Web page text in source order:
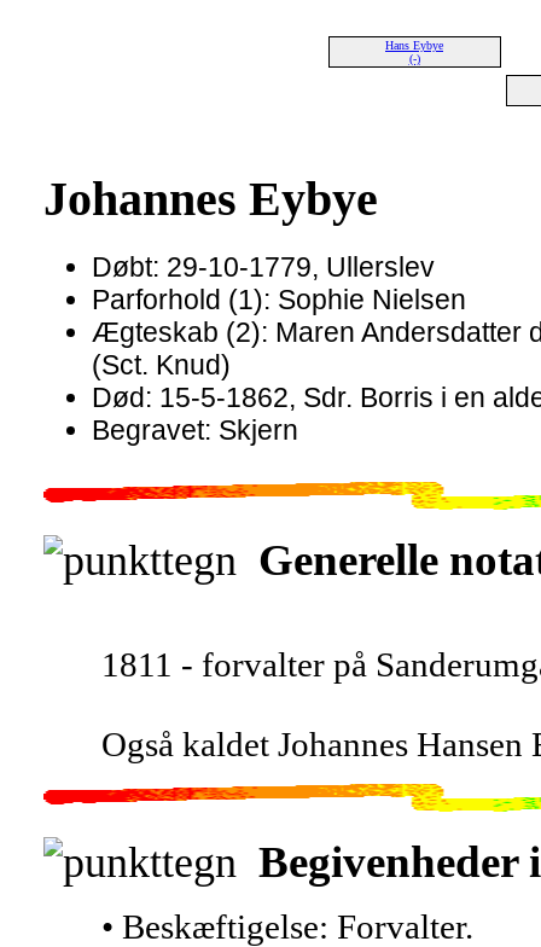
Hans Eybye
(-)
Johannes Eybye
Døbt: 29-10-1779, Ullerslev
Parforhold (1): Sophie Nielsen
Ægteskab (2): Maren Andersdatter
(Sct. Knud)
Død: 15-5-1862, Sdr. Borris i en
Begravet: Skjern
Generelle
1811 - forvalter på
Også kaldet Johannes Hansen
Begivenheder
• Beskæftigelse: Forvalter.